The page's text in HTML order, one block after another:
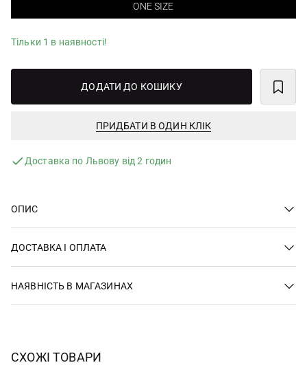
ONE SIZE
Тільки 1 в наявності!
ДОДАТИ ДО КОШИКУ
ПРИДБАТИ В ОДИН КЛІК
Доставка по Львову від 2 годин
ОПИС
ДОСТАВКА І ОПЛАТА
НАЯВНІСТЬ В МАГАЗИНАХ
СХОЖІ ТОВАРИ